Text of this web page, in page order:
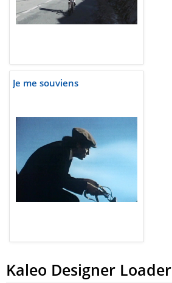
Je me souviens
Kaleo Designer Loader